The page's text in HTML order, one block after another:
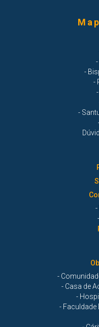
-
-
-
-
- Casa de
-
- Faculdade